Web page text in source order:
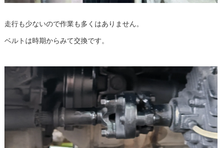
走行も少ないので作業も多くはありません。
ベルトは時期からみて交換です。